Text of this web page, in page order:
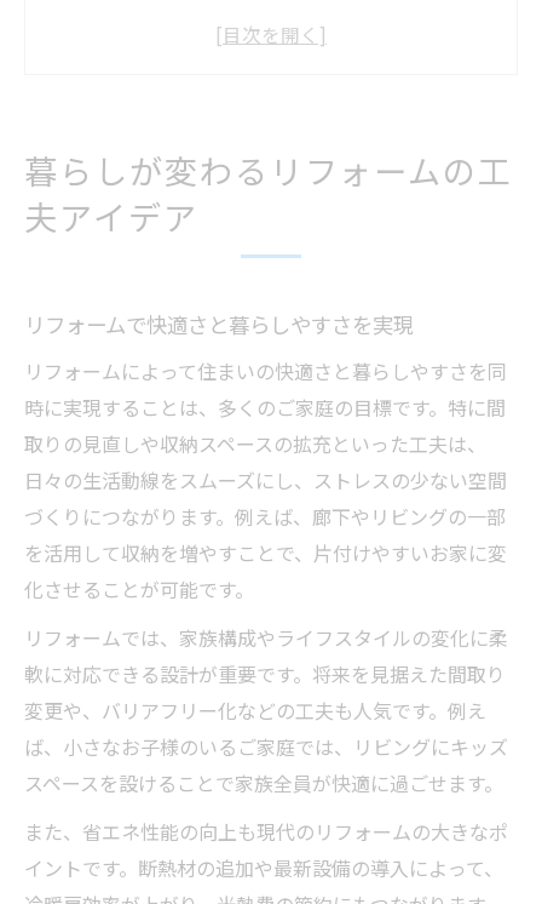
ント
リフォームで叶えるおしゃれな生活空間づ
リフォーム事例で見るおしゃれな実践ポイ
ント
リフォームでおしゃれ空間を手に入れるコ
ツ
ビフォーアフターで学ぶリフォームの魅力
リフォームで叶うモダンなインテリア実例
リフォーム事例から選ぶ流行のデザイン術
収納リフォームで使い勝手抜群の空間に変
身
収納リフォームアイデアで整理上手な家に
暮らしやすさを高める収納リフォームの工
快適生活に役立つ収納リフォーム実例紹介
暮らしが変わるリフォームの工
夫アイデア
リフォームで快適さと暮らしやすさを実現
リフォームによって住まいの快適さと暮らしやすさを同
時に実現することは、多くのご家庭の目標です。特に間
取りの見直しや収納スペースの拡充といった工夫は、
日々の生活動線をスムーズにし、ストレスの少ない空間
づくりにつながります。例えば、廊下やリビングの一部
を活用して収納を増やすことで、片付けやすいお家に変
化させることが可能です。
リフォームでは、家族構成やライフスタイルの変化に柔
軟に対応できる設計が重要です。将来を見据えた間取り
変更や、バリアフリー化などの工夫も人気です。例え
ば、小さなお子様のいるご家庭では、リビングにキッズ
スペースを設けることで家族全員が快適に過ごせます。
また、省エネ性能の向上も現代のリフォームの大きなポ
イントです。断熱材の追加や最新設備の導入によって、